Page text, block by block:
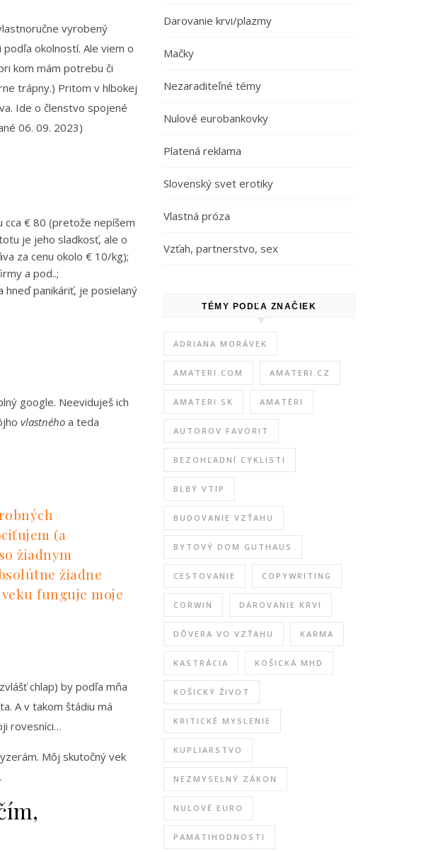
vyrobený
okolností. Ale viem o
kom mám potrebu či
trápny.) Pritom v hlbokej
Ide o členstvo spojené
06. 09. 2023)
cca € 80 (pretože nepíšem
je jeho sladkosť, ale o
za cenu okolo € 10/kg);
a pod..;
panikáriť, je posielaný
google. Neeviduješ ich
vlastného a teda
(a
žiadnym
žiadne
funguje moje
chlap) by podľa mňa
A v takom štádiu má
rovesníci…
Môj skutočný vek
Darovanie krvi/plazmy
Mačky
Nezaraditeľné témy
Nulové eurobankovky
Platená reklama
Slovenský svet erotiky
Vlastná próza
Vzťah, partnerstvo, sex
TÉMY PODĽA ZNAČIEK
ADRIANA MORÁVEK
AMATERI.COM AMATERI.CZ
AMATERI.SK AMATÉRI
AUTOROV FAVORIT
BEZOHĽADNÍ CYKLISTI
BLBÝ VTIP
BUDOVANIE VZŤAHU
BYTOVÝ DOM GUTHAUS
CESTOVANIE COPYWRITING
CORWIN DAROVANIE KRVI
DÔVERA VO VZŤAHU KARMA
KASTRÁCIA KOŠICKÁ MHD
KOŠICKÝ ŽIVOT
KRITICKÉ MYSLENIE
KUPLIARSTVO
NEZMYSELNÝ ZÁKON
NULOVÉ EURO
PAMÄTIHODNOSTI